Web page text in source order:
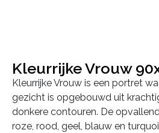
Kleurrijke Vrouw
Kleurrijke Vrouw is een portret
gezicht is opgebouwd uit
donkere contouren. De
roze, rood, geel, blauw en